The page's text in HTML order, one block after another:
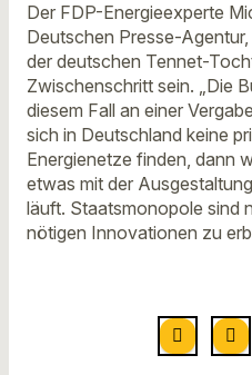
Der FDP-Energieexperte
Deutschen Presse-
der deutschen Tennet-
Zwischenschritt sein. „Die
diesem Fall an einer
sich in Deutschland keine
Energienetze finden, dann
etwas mit der
läuft. Staatsmonopole sind
nötigen Innovationen zu